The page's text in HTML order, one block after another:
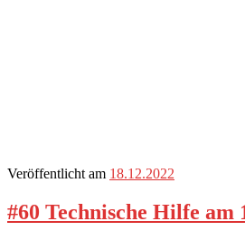
Veröffentlicht am 18.12.2022
#60 Technische Hilfe am